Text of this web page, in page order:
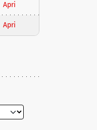
Apri
Apri